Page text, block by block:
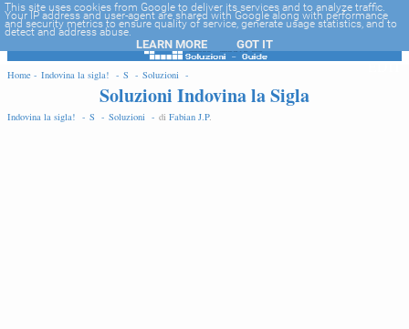
-->
Home - Indovina la sigla! - S - Soluzioni -
Soluzioni Indovina la Sigla
Indovina la sigla! - S - Soluzioni - di Fabian J.P.
EDIT
This site uses cookies from Google to deliver its services and to analyze traffic.
Your IP address and user-agent are shared with Google along with performance
and security metrics to ensure quality of service, generate usage statistics, and to
detect and address abuse.
LEARN MORE GOT IT